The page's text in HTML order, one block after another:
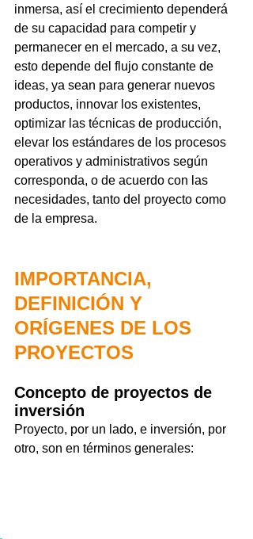
inmersa, así el crecimiento dependerá
de su capacidad para competir y
permanecer en el mercado, a su vez,
esto depende del flujo constante de
ideas, ya sean para generar nuevos
productos, innovar los existentes,
optimizar las técnicas de producción,
elevar los estándares de los procesos
operativos y administrativos según
corresponda, o de acuerdo con las
necesidades, tanto del proyecto como
de la empresa.
IMPORTANCIA,
DEFINICIÓN Y
ORÍGENES DE LOS
PROYECTOS
Concepto de proyectos de
inversión
Proyecto, por un lado, e inversión, por
otro, son en términos generales: